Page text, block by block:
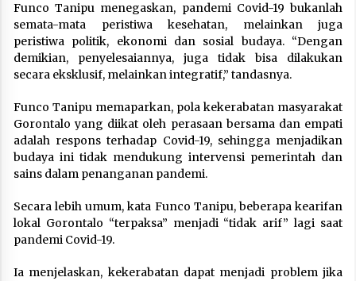
Funco Tanipu menegaskan, pandemi Covid-19 bukanlah
semata-mata peristiwa kesehatan, melainkan juga
peristiwa politik, ekonomi dan sosial budaya. “Dengan
demikian, penyelesaiannya, juga tidak bisa dilakukan
secara eksklusif, melainkan integratif,” tandasnya.
Funco Tanipu memaparkan, pola kekerabatan masyarakat
Gorontalo yang diikat oleh perasaan bersama dan empati
adalah respons terhadap Covid-19, sehingga menjadikan
budaya ini tidak mendukung intervensi pemerintah dan
sains dalam penanganan pandemi.
Secara lebih umum, kata Funco Tanipu, beberapa kearifan
lokal Gorontalo “terpaksa” menjadi “tidak arif” lagi saat
pandemi Covid-19.
Ia menjelaskan, kekerabatan dapat menjadi problem jika